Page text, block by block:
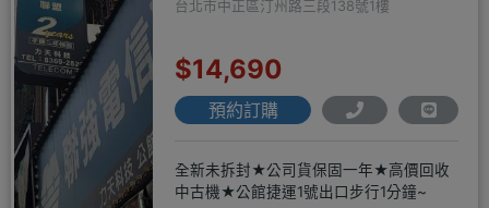
台北市中正區汀州路三段138號1樓
$14,690
預約訂購
全新未拆封★公司貨保固一年★高價回收
中古機★公館捷運1號出口步行1分鐘~